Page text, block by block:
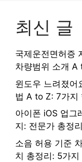
최신 글
국제운전면허증
차량범위 소개 A
윈도우 느려졌어
법 A to Z: 7가지
아이폰 iOS 업그
지: 전문가 총정리
소음 허용 기준
치 총정리: 5가지